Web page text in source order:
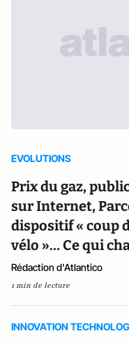
EVOLUTIONS
Prix du gaz,
sur Internet,
dispositif « coup
vélo »… Ce qui
Rédaction d'Atlantico
1 min de lecture
INNOVATION